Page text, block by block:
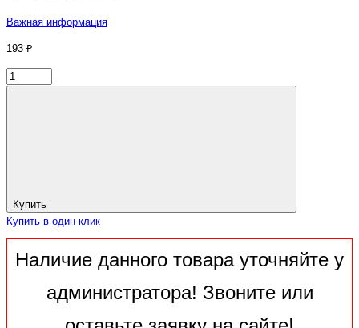
Важная информация
193 ₽
Купить
Купить в один клик
Наличие данного товара уточняйте у
администратора! Звоните или